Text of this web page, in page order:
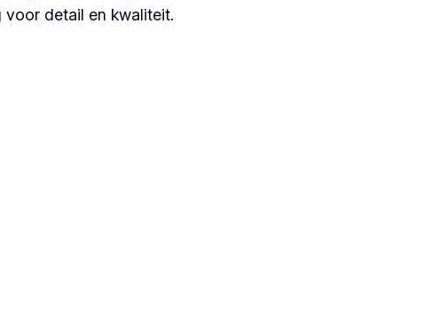
voor detail en kwaliteit.